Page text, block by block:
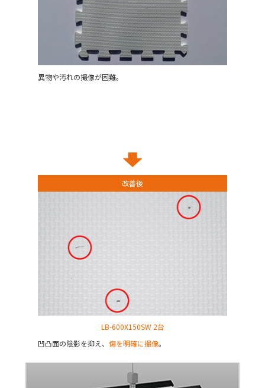
異物や汚れの撮像が困難。
改善後
LB-600X150SW 2台
凹凸面の陰影を抑え、 傷を明確に撮像。